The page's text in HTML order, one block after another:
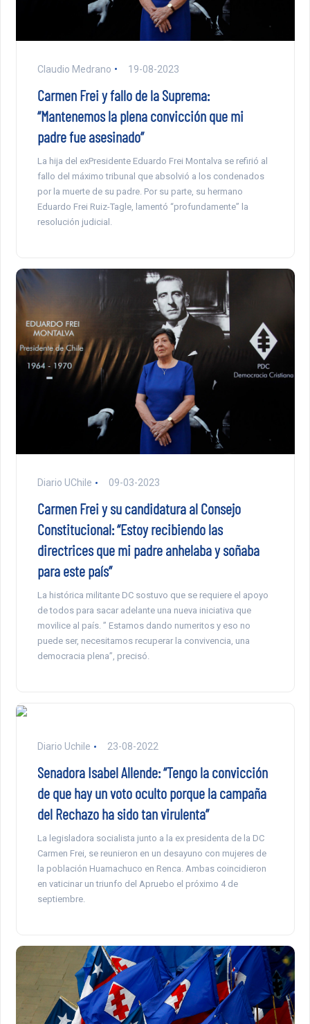
Claudio Medrano 19-08-2023
Carmen Frei y fallo de la Suprema:
“Mantenemos la plena convicción que mi
padre fue asesinado”
La hija del exPresidente Eduardo Frei Montalva se refirió al
fallo del máximo tribunal que absolvió a los condenados
por la muerte de su padre. Por su parte, su hermano
Eduardo Frei Ruiz-Tagle, lamentó “profundamente” la
resolución judicial.
Diario UChile 09-03-2023
Carmen Frei y su candidatura al Consejo
Constitucional: “Estoy recibiendo las
directrices que mi padre anhelaba y soñaba
para este país”
La histórica militante DC sostuvo que se requiere el apoyo
de todos para sacar adelante una nueva iniciativa que
movilice al país. ” Estamos dando numeritos y eso no
puede ser, necesitamos recuperar la convivencia, una
democracia plena”, precisó.
Diario Uchile 23-08-2022
Senadora Isabel Allende: “Tengo la convicción
de que hay un voto oculto porque la campaña
del Rechazo ha sido tan virulenta”
La legisladora socialista junto a la ex presidenta de la DC
Carmen Frei, se reunieron en un desayuno con mujeres de
la población Huamachuco en Renca. Ambas coincidieron
en vaticinar un triunfo del Apruebo el próximo 4 de
septiembre.